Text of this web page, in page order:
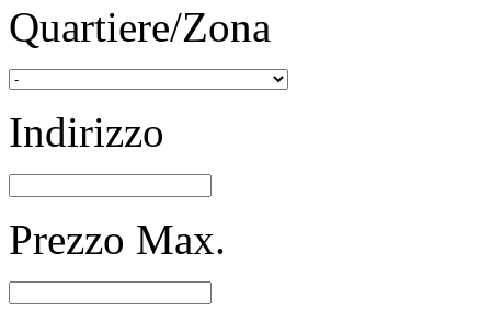
Quartiere/Zona
Indirizzo
Prezzo Max.